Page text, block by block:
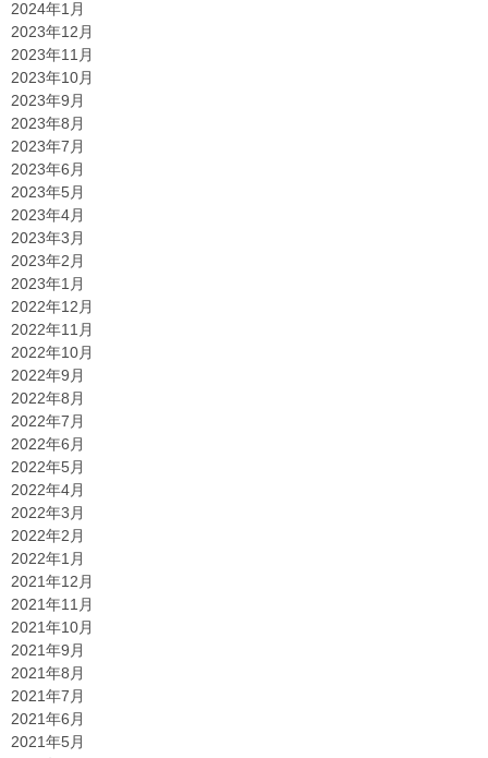
2024年1月
2023年12月
2023年11月
2023年10月
2023年9月
2023年8月
2023年7月
2023年6月
2023年5月
2023年4月
2023年3月
2023年2月
2023年1月
2022年12月
2022年11月
2022年10月
2022年9月
2022年8月
2022年7月
2022年6月
2022年5月
2022年4月
2022年3月
2022年2月
2022年1月
2021年12月
2021年11月
2021年10月
2021年9月
2021年8月
2021年7月
2021年6月
2021年5月